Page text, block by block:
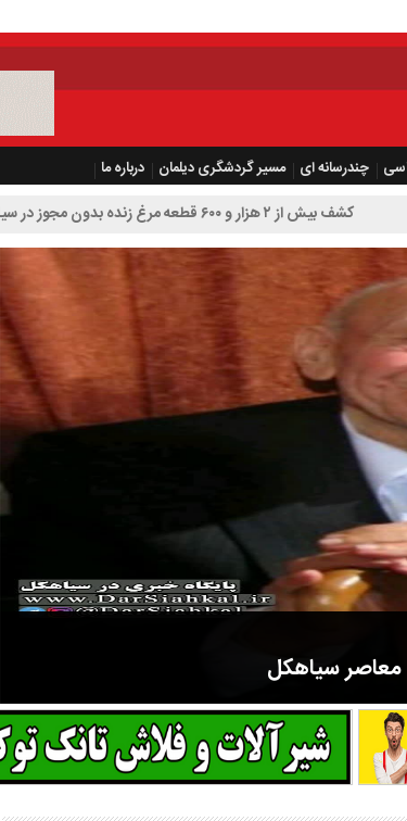
چندرسانه ای مسیر گردشگری دیلمان
درباره ما
معاصر سیاهکل
مرحوم ملک زاده از سال ۱۳۲۷ شروع به تدریس در مدارس سیاهکل کرد و در ۳۱ سال خدمت خود، علاوه بر تدریس در کلاس اول، معلم نهضت